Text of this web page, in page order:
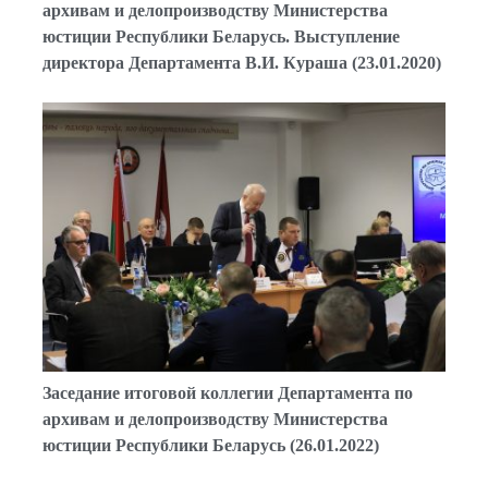
архивам и делопроизводству Министерства
юстиции Республики Беларусь. Выступление
директора Департамента В.И. Кураша (23.01.2020)
Заседание итоговой коллегии Департамента по
архивам и делопроизводству Министерства
юстиции Республики Беларусь (26.01.2022)